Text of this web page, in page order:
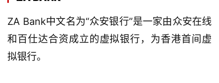
ZA Bank中文名为“众安银行”是一家由众安在线
和百仕达合资成立的虚拟银行，为香港首间虚
拟银行。